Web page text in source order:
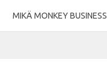
MIKÄ MONKEY BUSINESS